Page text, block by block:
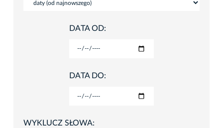
DATA OD:
DATA DO:
WYKLUCZ SŁOWA: